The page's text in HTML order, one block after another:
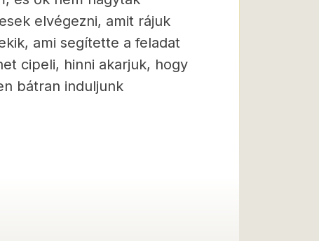
elvégezni, amit rájuk
ami segítette a feladat
cipeli, hinni akarjuk, hogy
bátran induljunk